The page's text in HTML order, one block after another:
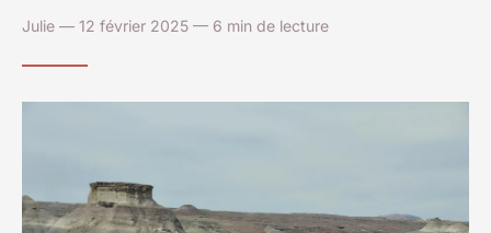
Julie — 12 février 2025 — 6 min de lecture